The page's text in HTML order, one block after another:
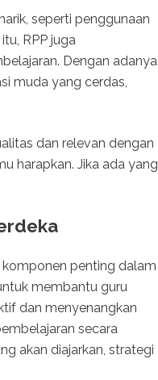
seperti penggunaan
RPP juga
Dengan adanya
muda yang cerdas,
dan relevan dengan
harapkan. Jika ada yang
komponen penting dalam
membantu guru
dan menyenangkan
secara
akan diajarkan, strategi